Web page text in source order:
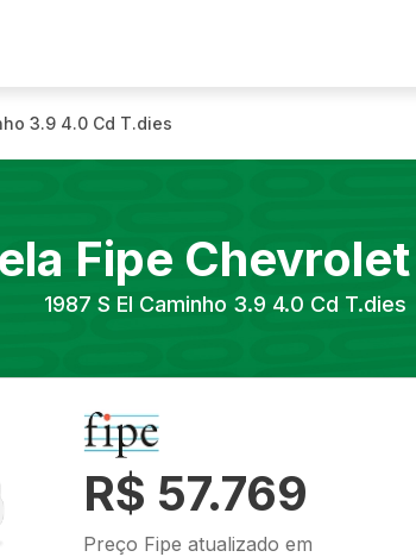
3.9 4.0 Cd T.dies
Fipe Chevrolet
1987 S El Caminho 3.9 4.0 Cd T.dies
R$ 57.769
Preço Fipe atualizado em